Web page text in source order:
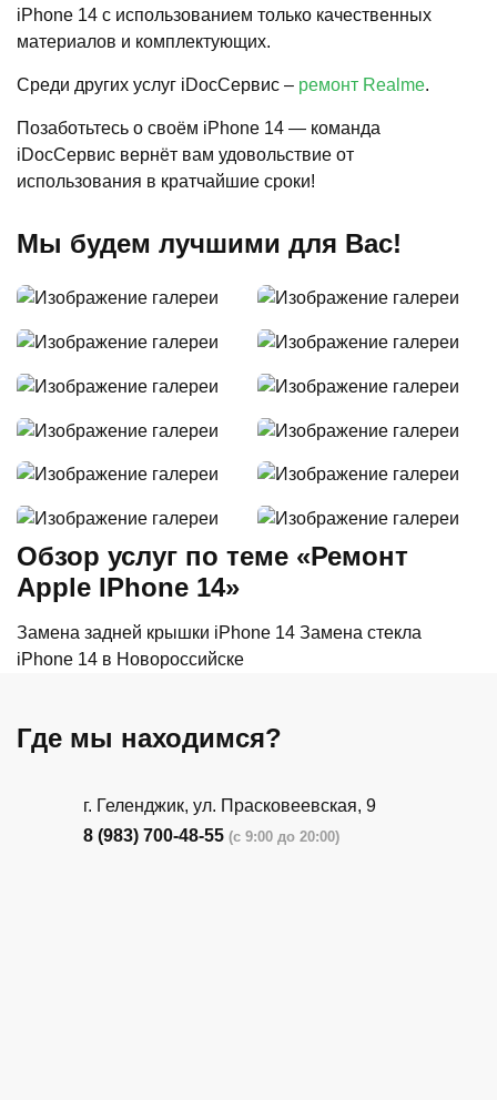
iPhone 14 с использованием только качественных
материалов и комплектующих.
Среди других услуг iDocСервис – ремонт Realme.
Позаботьтесь о своём iPhone 14 — команда
iDocСервис вернёт вам удовольствие от
использования в кратчайшие сроки!
Мы будем лучшими для Вас!
Обзор услуг по теме «Ремонт
Apple IPhone 14»
Замена задней крышки iPhone 14 Замена стекла
iPhone 14 в Новороссийске
Где мы находимся?
г. Геленджик, ул. Прасковеевская, 9
8 (983) 700-48-55 (с 9:00 до 20:00)